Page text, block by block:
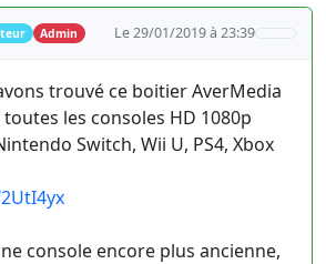
Admin Le 29/01/2019 à 23:39
trouvé ce boitier AverMedia
les consoles HD 1080p
Switch, Wii U, PS4, Xbox
console encore plus ancienne,